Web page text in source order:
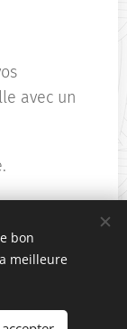
avec un
droits réservés.
bon
meilleure